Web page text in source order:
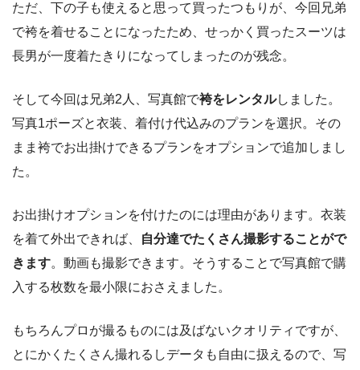
ただ、下の子も使えると思って買ったつもりが、今回兄弟
で袴を着せることになったため、せっかく買ったスーツは
長男が一度着たきりになってしまったのが残念。
そして今回は兄弟2人、写真館で袴をレンタルしました。
写真1ポーズと衣装、着付け代込みのプランを選択。その
まま袴でお出掛けできるプランをオプションで追加しまし
た。
お出掛けオプションを付けたのには理由があります。衣装
を着て外出できれば、
自分達でたくさん撮影することがで
きます。動画も撮影できます。そうすることで写真館で購
入する枚数を最小限におさえました。
もちろんプロが撮るものには及ばないクオリティですが、
とにかく たくさん撮れるしデータも自由に扱えるので、写